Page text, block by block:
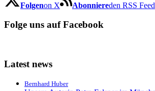
Folgenon X Abonniereden RSS Feed
Folge uns auf Facebook
Latest news
Bernhard Huber